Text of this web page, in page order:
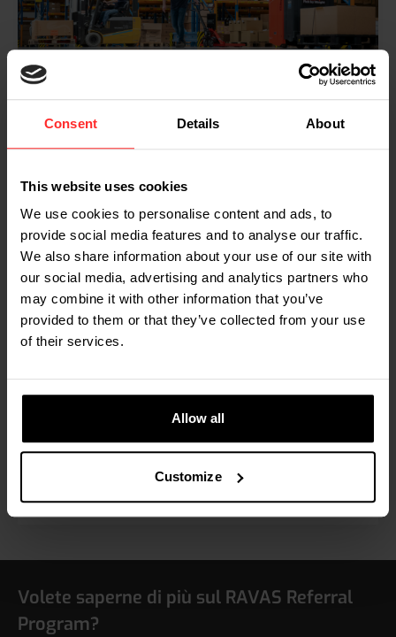
Consent Details About
This website uses cookies
We use cookies to personalise content and ads, to
provide social media features and to analyse our traffic.
We also share information about your use of our site with
our social media, advertising and analytics partners who
may combine it with other information that you’ve
provided to them or that they’ve collected from your use
of their services.
Allow all
Customize
Cosa succede dopo?
Rimborso
Una volta che uno dei lead effettua un ordine, in
qualità di partner di riferimento avrete diritto a una
commissione di riferimento pari al 5% del valore
dell'ordine.
La chiave del successo continuo è un piano di
comunicazione strategico. A tal fine, sviluppiamo un
piano di comunicazione che si adatti ai vostri
impegni.
Volete saperne di più sul RAVAS Referral
Program?